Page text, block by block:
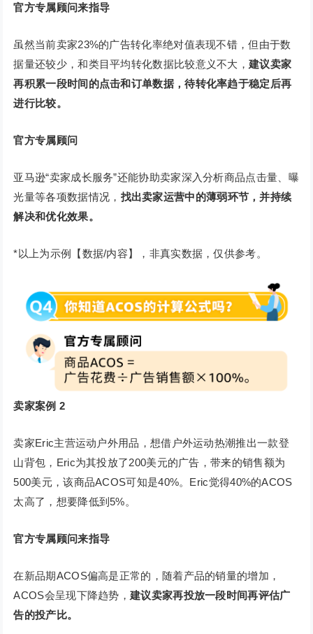
官方专属顾问来指导
虽然当前卖家23%的广告转化率绝对值表现不错，但由于数
据量还较少，和类目平均转化数据比较意义不大，建议卖家
再积累一段时间的点击和订单数据，待转化率趋于稳定后再
进行比较。
官方专属顾问
亚马逊“卖家成长服务”还能协助卖家深入分析商品点击量、曝
光量等各项数据情况， 找出卖家运营中的薄弱环节，并持续
解决和优化效果。
*以上为示例【数据/内容】，非真实数据，仅供参考。
卖家案例 2
卖家Eric主营运动户外用品，想借户外运动热潮推出一款登
山背包，Eric为其投放了200美元的广告，带来的销售额为
500美元，该商品ACOS可知是40%。Eric觉得40%的ACOS
太高了，想要降低到5%。
官方专属顾问来指导
在新品期ACOS偏高是正常的，随着产品的销量的增加，
ACOS会呈现下降趋势，建议卖家再投放一段时间再评估广
告的投产比。